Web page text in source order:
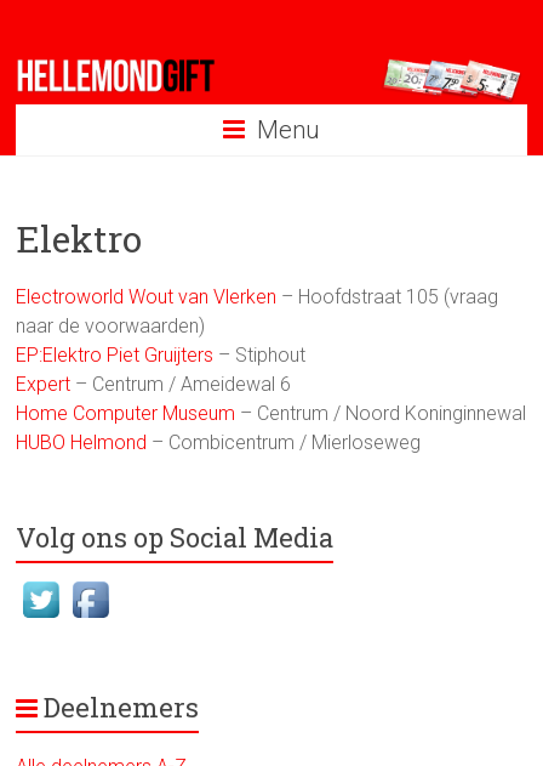
inhoud
Menu
Elektro
Electroworld Wout van Vlerken – Hoofdstraat 105 (vraag
naar de voorwaarden)
EP:Elektro Piet Gruijters – Stiphout
Expert – Centrum / Ameidewal 6
Home Computer Museum – Centrum / Noord Koninginnewal
HUBO Helmond – Combicentrum / Mierloseweg
Volg ons op Social Media
Deelnemers